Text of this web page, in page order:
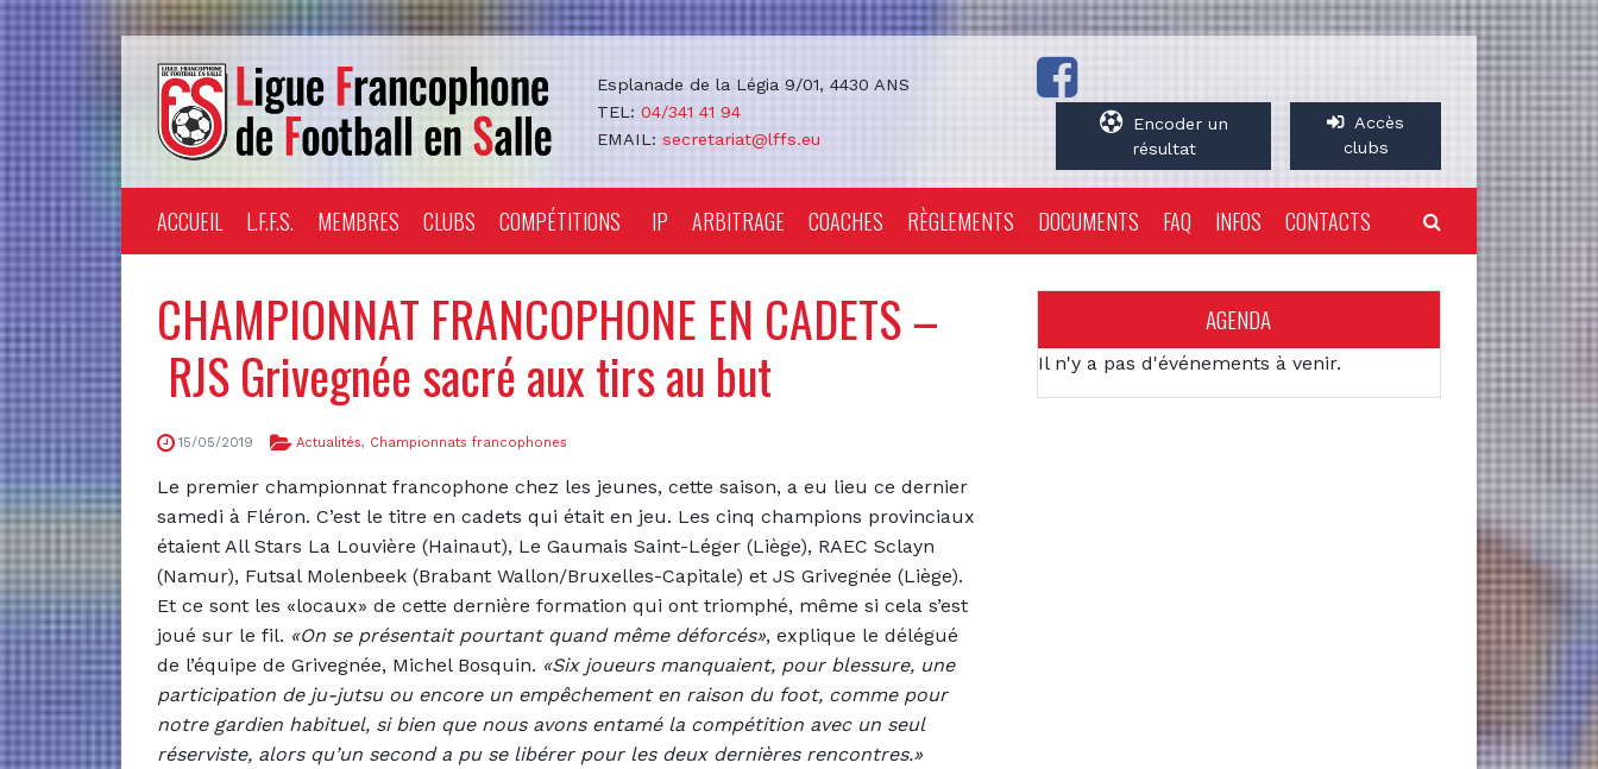
Esplanade de la Légia 9/01, 4430 ANS
TEL: 04/341 41 94
EMAIL: secretariat@lffs.eu
Encoder un
résultat
Accès
clubs
ACCUEIL L.F.F.S. MEMBRES CLUBS COMPÉTITIONS IP ARBITRAGE COACHES RÈGLEMENTS DOCUMENTS FAQ INFOS CONTACTS
CHAMPIONNAT FRANCOPHONE EN CADETS –
RJS Grivegnée sacré aux tirs au but
15/05/2019 Actualités, Championnats francophones
Le premier championnat francophone chez les jeunes, cette saison, a eu lieu ce dernier
samedi à Fléron. C’est le titre en cadets qui était en jeu. Les cinq champions provinciaux
étaient All Stars La Louvière (Hainaut), Le Gaumais Saint-Léger (Liège), RAEC Sclayn
(Namur), Futsal Molenbeek (Brabant Wallon/Bruxelles-Capitale) et JS Grivegnée (Liège).
Et ce sont les «locaux» de cette dernière formation qui ont triomphé, même si cela s’est
joué sur le fil. «On se présentait pourtant quand même déforcés», explique le délégué
de l’équipe de Grivegnée, Michel Bosquin. «Six joueurs manquaient, pour blessure, une
participation de ju-jutsu ou encore un empêchement en raison du foot, comme pour
notre gardien habituel, si bien que nous avons entamé la compétition avec un seul
réserviste, alors qu’un second a pu se libérer pour les deux dernières rencontres.»
AGENDA
Il n'y a pas d'événements à venir.